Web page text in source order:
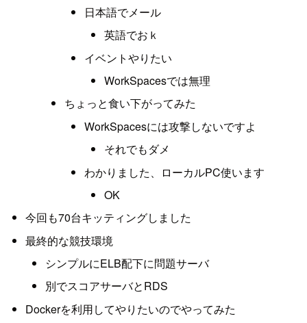
日本語でメール
英語でおｋ
イベントやりたい
WorkSpacesでは無理
ちょっと食い下がってみた
WorkSpacesには攻撃しないですよ
それでもダメ
わかりました、ローカルPC使います
OK
今回も70台キッティングしました
最終的な競技環境
シンプルにELB配下に問題サーバ
別でスコアサーバとRDS
Dockerを利用してやりたいのでやってみた